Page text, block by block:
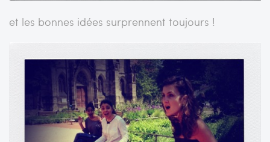
et les bonnes idées surprennent toujours !